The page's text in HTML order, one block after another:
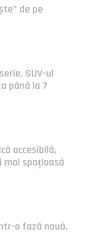
de pe
SUV-ul
până la 7
accesibilă,
spațioasă
o fază nouă.